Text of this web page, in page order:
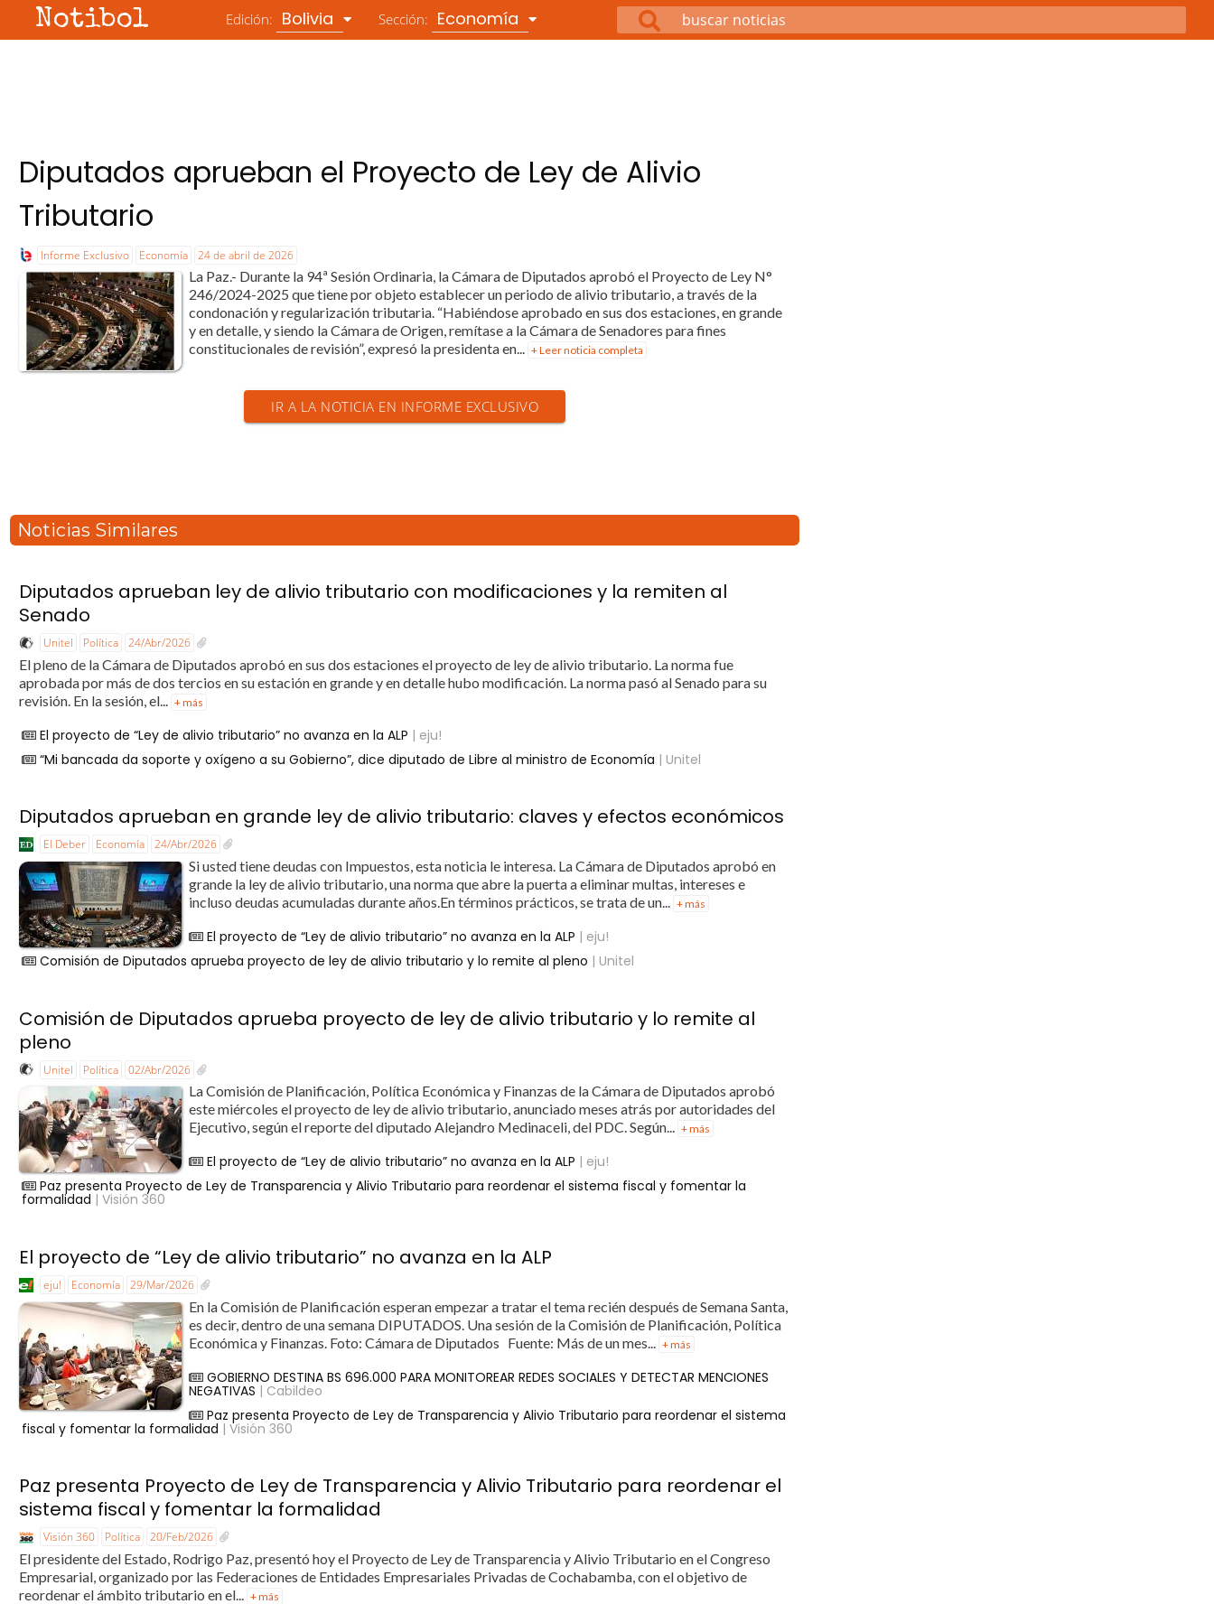
Notibol Edición: Bolivia Sección: Economía
Diputados aprueban el Proyecto de Ley de Alivio
Tributario
Informe Exclusivo Economía 24 de abril de 2026
La Paz.- Durante la 94ª Sesión Ordinaria, la Cámara de Diputados aprobó el Proyecto de Ley N°
246/2024-2025 que tiene por objeto establecer un periodo de alivio tributario, a través de la
condonación y regularización tributaria. “Habiéndose aprobado en sus dos estaciones, en grande
y en detalle, y siendo la Cámara de Origen, remítase a la Cámara de Senadores para fines
constitucionales de revisión”, expresó la presidenta en... + Leer noticia completa
IR A LA NOTICIA EN INFORME EXCLUSIVO
Noticias Similares
Diputados aprueban ley de alivio tributario con modificaciones y la remiten al
Senado
Unitel Política 24/Abr/2026
El pleno de la Cámara de Diputados aprobó en sus dos estaciones el proyecto de ley de alivio tributario. La norma fue
aprobada por más de dos tercios en su estación en grande y en detalle hubo modificación. La norma pasó al Senado para su
revisión. En la sesión, el...
+ más
El proyecto de “Ley de alivio tributario” no avanza en la ALP | eju!
“Mi bancada da soporte y oxígeno a su Gobierno”, dice diputado de Libre al ministro de Economía | Unitel
Diputados aprueban en grande ley de alivio tributario: claves y efectos económicos
El Deber Economía 24/Abr/2026
Si usted tiene deudas con Impuestos, esta noticia le interesa. La Cámara de Diputados aprobó en
grande la ley de alivio tributario, una norma que abre la puerta a eliminar multas, intereses e
incluso deudas acumuladas durante años.En términos prácticos, se trata de un... + más
El proyecto de “Ley de alivio tributario” no avanza en la ALP | eju!
Comisión de Diputados aprueba proyecto de ley de alivio tributario y lo remite al pleno | Unitel
Comisión de Diputados aprueba proyecto de ley de alivio tributario y lo remite al
pleno
Unitel Política 02/Abr/2026
La Comisión de Planificación, Política Económica y Finanzas de la Cámara de Diputados aprobó
este miércoles el proyecto de ley de alivio tributario, anunciado meses atrás por autoridades del
Ejecutivo, según el reporte del diputado Alejandro Medinaceli, del PDC. Según... + más
El proyecto de “Ley de alivio tributario” no avanza en la ALP | eju!
Paz presenta Proyecto de Ley de Transparencia y Alivio Tributario para reordenar el sistema fiscal y fomentar la
formalidad | Visión 360
El proyecto de “Ley de alivio tributario” no avanza en la ALP
eju! Economía 29/Mar/2026
En la Comisión de Planificación esperan empezar a tratar el tema recién después de Semana Santa,
es decir, dentro de una semana DIPUTADOS. Una sesión de la Comisión de Planificación, Política
Económica y Finanzas. Foto: Cámara de Diputados Fuente: Más de un mes...
+ más
GOBIERNO DESTINA BS 696.000 PARA MONITOREAR REDES SOCIALES Y DETECTAR MENCIONES
NEGATIVAS | Cabildeo
Paz presenta Proyecto de Ley de Transparencia y Alivio Tributario para reordenar el sistema
fiscal y fomentar la formalidad | Visión 360
Paz presenta Proyecto de Ley de Transparencia y Alivio Tributario para reordenar el
sistema fiscal y fomentar la formalidad
Visión 360 Política 20/Feb/2026
El presidente del Estado, Rodrigo Paz, presentó hoy el Proyecto de Ley de Transparencia y Alivio Tributario en el Congreso
Empresarial, organizado por las Federaciones de Entidades Empresariales Privadas de Cochabamba, con el objetivo de
reordenar el ámbito tributario en el... + más